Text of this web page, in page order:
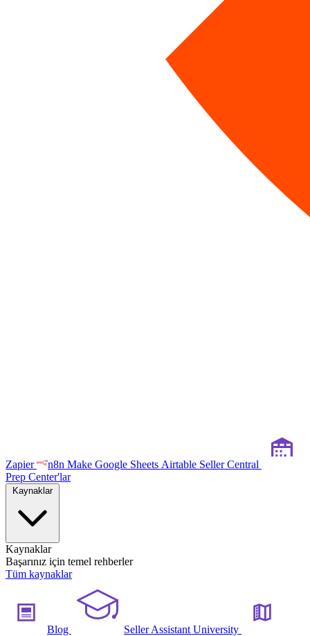
Zapier n8n Make Google Sheets Airtable Seller Central
Prep Center'lar
Kaynaklar
Kaynaklar
Başarınız için temel rehberler
Tüm kaynaklar
Blog Seller Assistant University